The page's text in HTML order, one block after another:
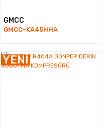
GMCC
GMCC-KA45HHA
YENİ